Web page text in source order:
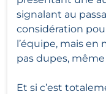
signalant au
considération
l’équipe, mais en
pas dupes, même
Et si c’est